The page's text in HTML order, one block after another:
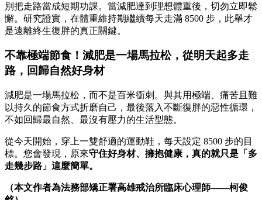
別把走路當成短期功課。當減肥達到理想體重後，切勿立即鬆
懈。研究證實，在體重維持期繼續每天走滿 8500 步，此舉才
是遠離終生復胖的真正關鍵。
不靠極端節食！減肥是一場馬拉松，從明天起多走
路，回歸自然好身材
減肥是一場馬拉松，而不是百米衝刺。與其用極端、痛苦且難
以持久的節食方式折磨自己，最後落入不斷復胖的惡性循環，
不如回歸最自然、最沒有壓力的生活型態。
從今天開始，穿上一雙舒適的運動鞋，每天設定 8500 步的目
標。您會發現，原來守住好身材、擁抱健康，真的就只是「多
走幾步路」這麼簡單。
（本文作者為法務部矯正署高雄戒治所臨床心理師——柯俊